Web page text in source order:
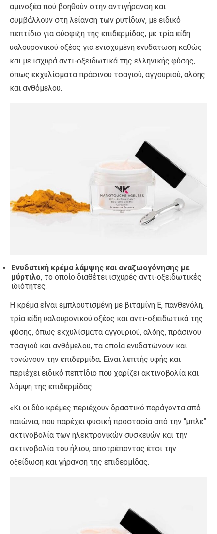
αμινοξέα πού βοηθούν στην αντιγήρανση και
συμβάλλουν στη λείανση των ρυτίδων, με ειδικό
πεπτίδιο για σύσφιξη της επιδερμίδας, με τρία είδη
υαλουρονικού οξέος για ενισχυμένη ενυδάτωση καθώς
και με ισχυρά αντι-οξειδωτικά της ελληνικής φύσης,
όπως εκχυλίσματα πράσινου τσαγιού, αγγουριού, αλόης
και ανθόμελου.
Ενυδατική κρέμα λάμψης και αναζωογόνησης με
μύρτιλο, το οποίο διαθέτει ισχυρές αντι-οξειδωτικές
ιδιότητες.
Η κρέμα είναι εμπλουτισμένη με βιταμίνη Ε, πανθενόλη,
τρία είδη υαλουρονικού οξέος και αντι-οξειδωτικά της
φύσης, όπως εκχυλίσματα αγγουριού, αλόης, πράσινου
τσαγιού και ανθόμελου, τα οποία ενυδατώνουν και
τονώνουν την επιδερμίδα. Είναι λεπτής υφής και
περιέχει ειδικό πεπτίδιο που χαρίζει ακτινοβολία και
λάμψη της επιδερμίδας.
«Κι οι δύο κρέμες περιέχουν δραστικό παράγοντα από
παιώνια, που παρέχει φυσική προστασία από την “μπλε”
ακτινοβολία των ηλεκτρονικών συσκευών και την
ακτινοβολία του ήλιου, αποτρέποντας έτσι την
οξείδωση και γήρανση της επιδερμίδας.